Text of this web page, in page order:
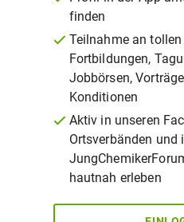
finden
Teilnahme an tollen
Fortbildungen,
Jobbörsen,
Konditionen
Aktiv in unseren
Ortsverbänden und
hautnah erleben